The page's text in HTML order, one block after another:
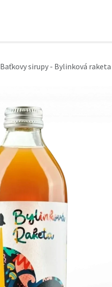
Baťkovy sirupy - Bylinková